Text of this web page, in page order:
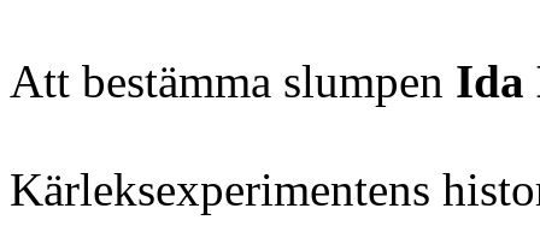
Att bestämma slumpen Ida
Kärleksexperimentens